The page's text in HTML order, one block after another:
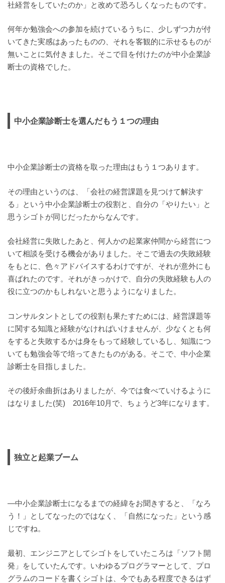
社経営をしていたのか」と改めて恐ろしくなったものです。
何年か勉強会への参加を続けているうちに、少しずつ力が付
いてきた実感はあったものの、それを客観的に示せるものが
無いことに気付きました。そこで目を付けたのが中小企業診
断士の資格でした。
中小企業診断士を選んだもう１つの理由
中小企業診断士の資格を取った理由はもう１つあります。
その理由というのは、「会社の経営課題を見つけて解決す
る」という中小企業診断士の役割と、自分の「やりたい」と
思うシゴトが同じだったからなんです。
会社経営に失敗したあと、何人かの起業家仲間から経営につ
いて相談を受ける機会がありました。そこで過去の失敗経験
をもとに、色々アドバイスするわけですが、それが意外にも
喜ばれたのです。それがきっかけで、自分の失敗経験も人の
役に立つのかもしれないと思うようになりました。
コンサルタントとしての役割も果たすためには、経営課題等
に関する知識と経験がなければいけませんが、少なくとも何
をすると失敗するかは身をもって経験しているし、知識につ
いても勉強会等で培ってきたものがある。そこで、中小企業
診断士を目指しました。
その後紆余曲折はありましたが、今では食べていけるように
はなりました(笑) 2016年10月で、ちょうど3年になります。
独立と起業ブーム
—中小企業診断士になるまでの経緯をお聞きすると、「なろ
う！」としてなったのではなく、「自然になった」という感
じですね。
最初、エンジニアとしてシゴトをしていたころは「ソフト開
発」をしていたんです。いわゆるプログラマーとして、プロ
グラムのコードを書くシゴトは、今でもある程度できるはず